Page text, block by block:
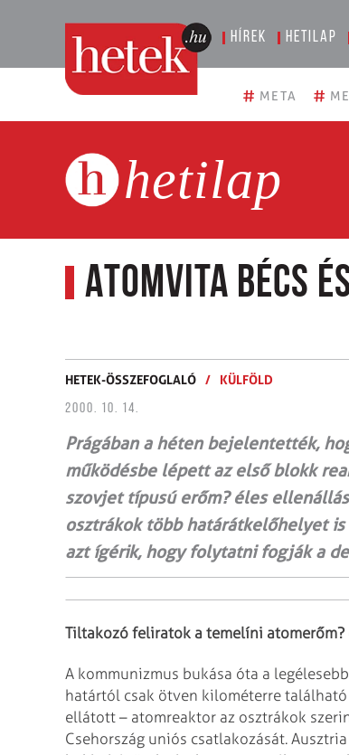
Hírek Hetilap
# META #
hetilap
Atomvita Bécs
HETEK-ÖSSZEFOGLALÓ / KÜLFÖLD
2000. 10. 14.
Prágában a héten bejelentették,
működésbe lépett az első blokk
szovjet típusú erőm? éles
osztrákok több határátkelőhelyet
azt ígérik, hogy folytatni fogják a
Tiltakozó feliratok a temelíni
A kommunizmus bukása óta a
határtól csak ötven kilométerre található
ellátott – atomreaktor az osztrákok
Csehország uniós csatlakozását.